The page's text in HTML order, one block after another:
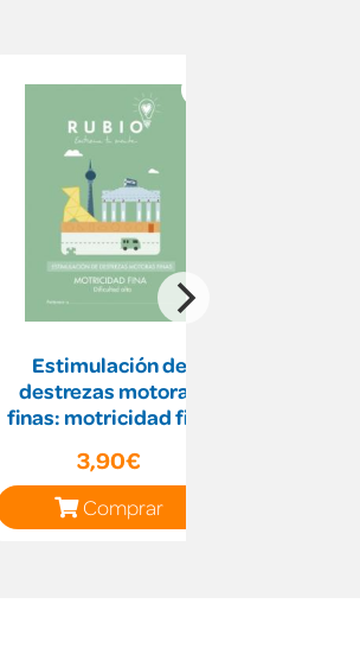
Estimulación de
destrezas motoras
finas: motricidad fina
3,90€
Comprar